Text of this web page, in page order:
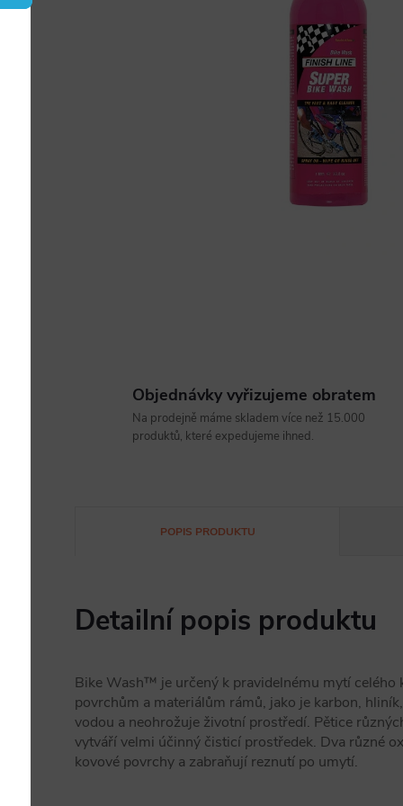
Objednávky vyřizujeme obratem
Na prodejně máme skladem více než 15.000
produktů, které expedujeme ihned.
POPIS PRODUKTU
Detailní popis produktu
Bike Wash™ je určený k pravidelnému mytí celého
povrchům a materiálům rámů, jako je karbon,
vodou a neohrožuje životní prostředí. Pětice
vytváří velmi účinný čisticí prostředek. Dva různé
kovové povrchy a zabraňují reznutí po umytí.